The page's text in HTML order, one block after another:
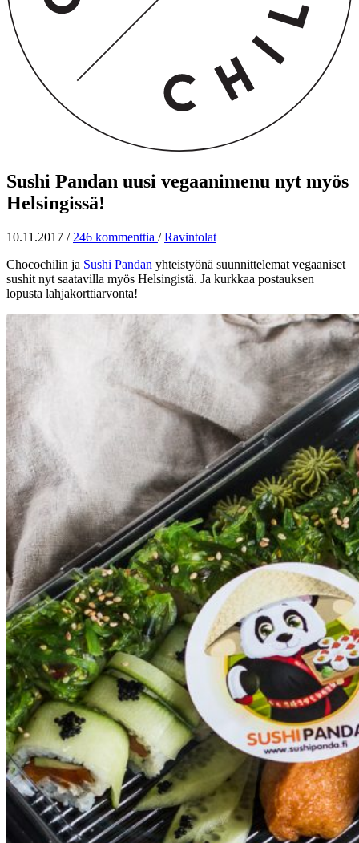
Sushi Pandan uusi vegaanimenu nyt myös
Helsingissä!
10.11.2017 / 246 kommenttia / Ravintolat
Chocochilin ja Sushi Pandan yhteistyönä suunnittelemat vegaaniset
sushit nyt saatavilla myös Helsingistä. Ja kurkkaa postauksen
lopusta lahjakorttiarvonta!